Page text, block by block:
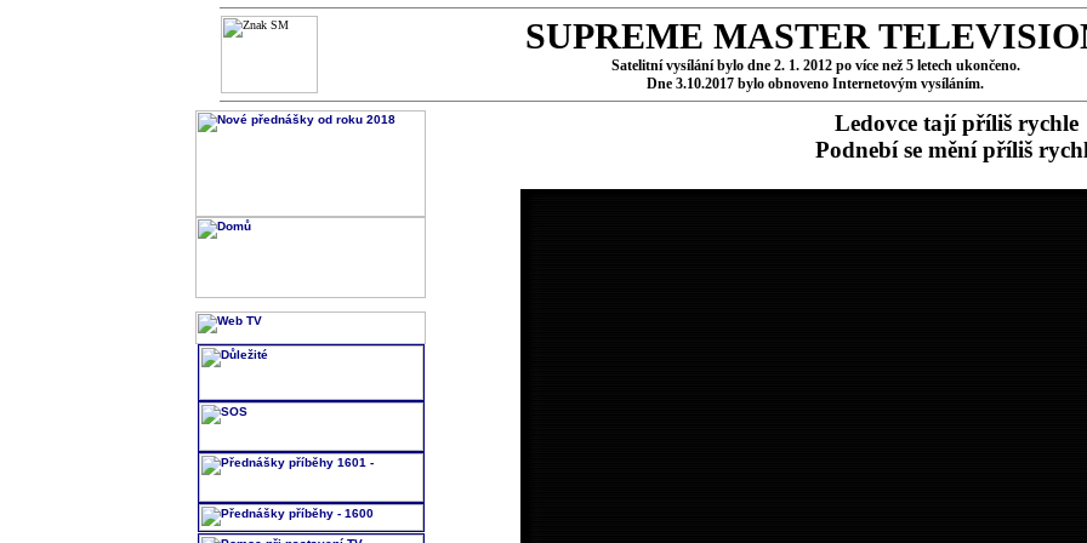
SUPREME MASTER
Satelitní vysílání bylo dne 2. 1. 2012 po více než 5 letech ukončeno.
Dne 3.10.2017 bylo obnoveno Internetovým vysíláním.
Ledovce tají příliš rychle
Podnebí se mění příliš